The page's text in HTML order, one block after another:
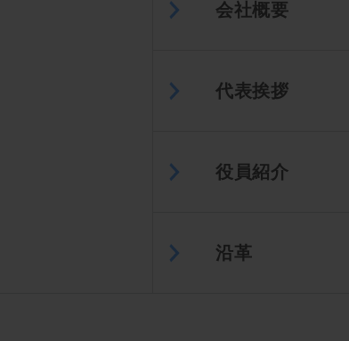
会社概要
代表挨拶
役員紹介
沿革